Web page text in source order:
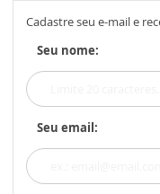
Cadastre seu e-mail e
Seu nome:
Seu email: